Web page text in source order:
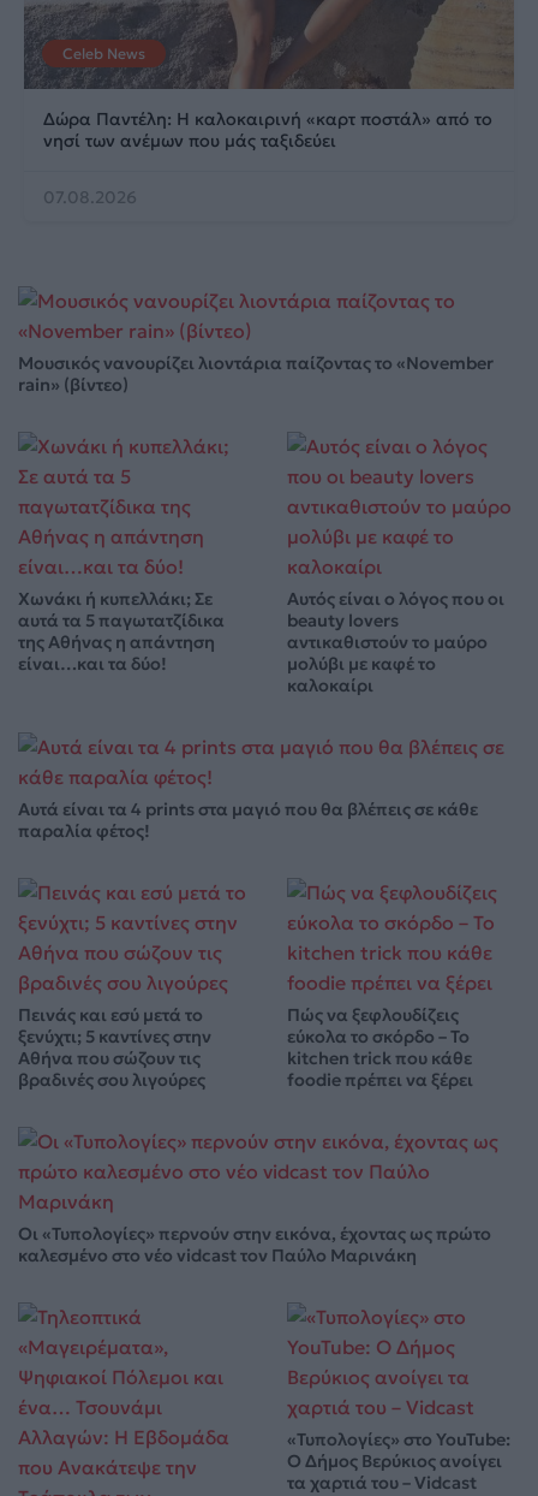
Celeb News
Δώρα Παντέλη: Η καλοκαιρινή «καρτ ποστάλ» από το
νησί των ανέμων που μάς ταξιδεύει
07.08.2026
Μουσικός νανουρίζει λιοντάρια παίζοντας το «November
rain» (βίντεο)
Χωνάκι ή κυπελλάκι; Σε
αυτά τα 5 παγωτατζίδικα
της Αθήνας η απάντηση
είναι…και τα δύο!
Αυτός είναι ο λόγος που οι
beauty lovers
αντικαθιστούν το μαύρο
μολύβι με καφέ το
καλοκαίρι
Αυτά είναι τα 4 prints στα μαγιό που θα βλέπεις σε κάθε
παραλία φέτος!
Πεινάς και εσύ μετά το
ξενύχτι; 5 καντίνες στην
Αθήνα που σώζουν τις
βραδινές σου λιγούρες
Πώς να ξεφλουδίζεις
εύκολα το σκόρδο – Το
kitchen trick που κάθε
foodie πρέπει να ξέρει
Οι «Τυπολογίες» περνούν στην εικόνα, έχοντας ως πρώτο
καλεσμένο στο νέο vidcast τον Παύλο Μαρινάκη
«Τυπολογίες» στο YouTube:
Ο Δήμος Βερύκιος ανοίγει
τα χαρτιά του – Vidcast